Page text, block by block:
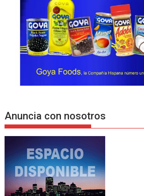
Anuncia con nosotros